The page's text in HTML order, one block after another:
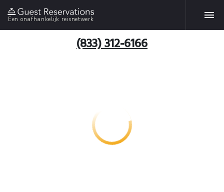
Een onafhankelijk reisnetwerk
(833) 312-6166